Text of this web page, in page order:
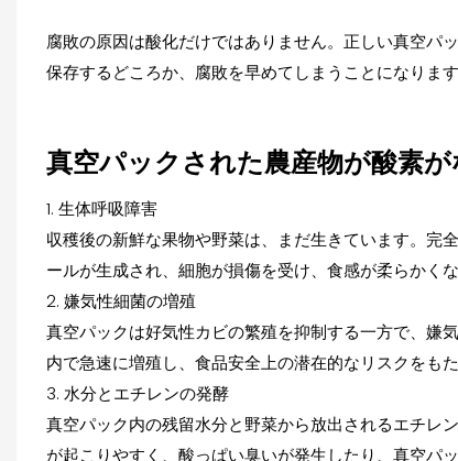
腐敗の原因は酸化だけではありません。正しい真空パ
保存するどころか、腐敗を早めてしまうことになります
真空パックされた農産物が酸素
1. 生体呼吸障害
収穫後の新鮮な果物や野菜は、まだ生きています。完
ールが生成され、細胞が損傷を受け、食感が柔らかく
2. 嫌気性細菌の増殖
真空パックは好気性カビの繁殖を抑制する一方で、嫌
内で急速に増殖し、食品安全上の潜在的なリスクをもた
3. 水分とエチレンの発酵
真空パック内の残留水分と野菜から放出されるエチレ
が起こりやすく、酸っぱい臭いが発生したり、真空パ